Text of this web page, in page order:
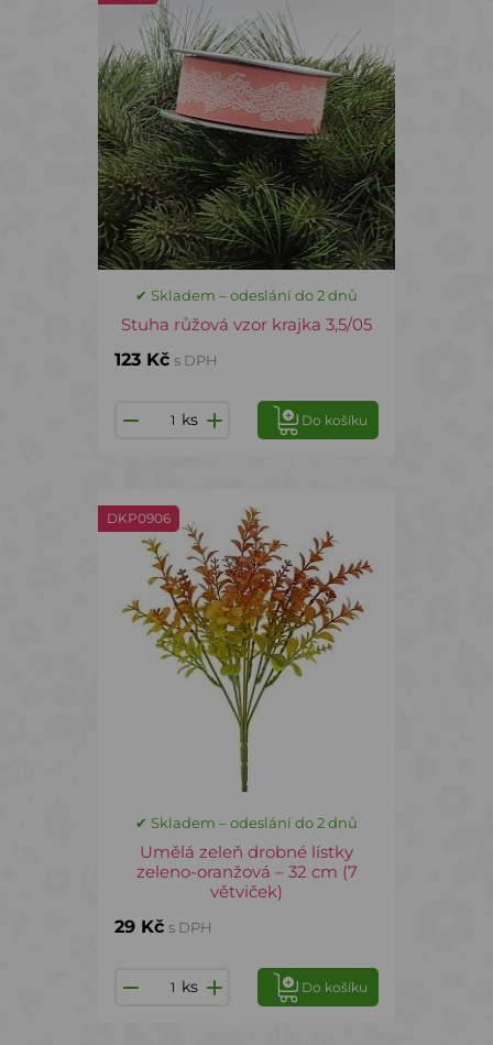
✔ Skladem – odeslání do 2 dnů
Stuha růžová vzor krajka 3,5/05
123 Kč s DPH
ks Do košíku
DKP0906
✔ Skladem – odeslání do 2 dnů
Umělá zeleň drobné lístky
zeleno-oranžová – 32 cm (7
větviček)
29 Kč s DPH
ks Do košíku